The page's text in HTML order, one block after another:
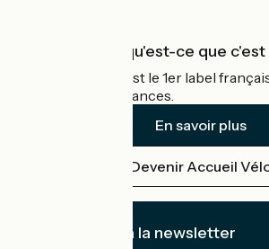
Accueil Vélo qu'est-ce que c'est
Accueil Vélo c'est le 1er label
cyclistes en vacances.
En savoir plus
Devenir Accueil
Je m'abonne à la newsletter